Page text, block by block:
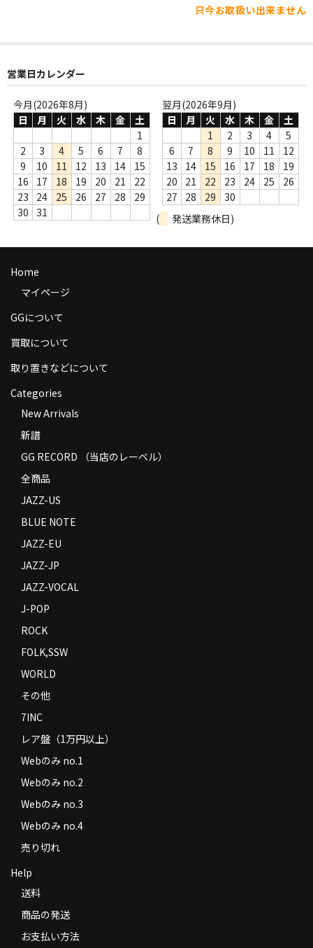
7INC
レア盤（1万円以上）
Webのみ no.1
Webのみ no.2
Webのみ no.3
Webのみ no.4
売り切れ
Help
お支払い方法
返品
コンディション
Privacy Policy
特定商取引法に基づく表示
只今お取扱い出来ません
営業日カレンダー
今月(2026年8月)
日
月 火 水 木 金
土
1
2
3 4 5 6 7
8
9
10 11 12 13 14
15
16
17 18 19 20 21
22
23
24 25 26 27 28
29
30
31
翌月(2026年9月)
日
月 火 水 木 金
土
1
2 3 4
5
6
7 8 9 10 11
12
13
14 15 16 17 18
19
20
21 22 23 24 25
26
27
28 29
30
(
発送業務休日)
Home
マイページ
GGについて
買取について
取り置きなどについて
Categories
New Arrivals
新譜
GG RECORD （当店のレーベル）
全商品
JAZZ-US
BLUE NOTE
JAZZ-EU
JAZZ-JP
JAZZ-VOCAL
J-POP
ROCK
FOLK,SSW
WORLD
その他
7INC
レア盤（1万円以上）
Webのみ no.1
Webのみ no.2
Webのみ no.3
Webのみ no.4
売り切れ
Help
送料
商品の発送
お支払い方法